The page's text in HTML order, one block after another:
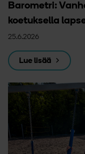
Barometri:
koetuksella
25.6.2026
Lue lisää